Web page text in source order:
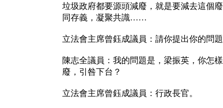
垃圾政府都要源頭減廢，就是要減去這個
同存義，凝聚共識……
立法會主席曾鈺成議員：請你提出你的問
陳志全議員：我的問題是，梁振英，你怎
廢，引咎下台？
立法會主席曾鈺成議員：行政長官。